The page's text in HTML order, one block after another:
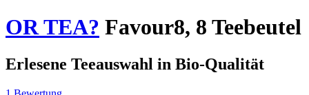
OR TEA? Favour8, 8 Teebeutel
Erlesene Teeauswahl in Bio-Qualität